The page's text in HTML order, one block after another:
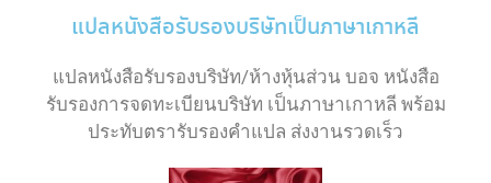
แปลหนังสือรับรองบริษัทเป็นภาษาเกาหลี
แปลหนังสือรับรองบริษัท/ห้างหุ้นส่วน บอจ หนังสือ
รับรองการจดทะเบียนบริษัท เป็นภาษาเกาหลี พร้อม
ประทับตรารับรองคำแปล ส่งงานรวดเร็ว